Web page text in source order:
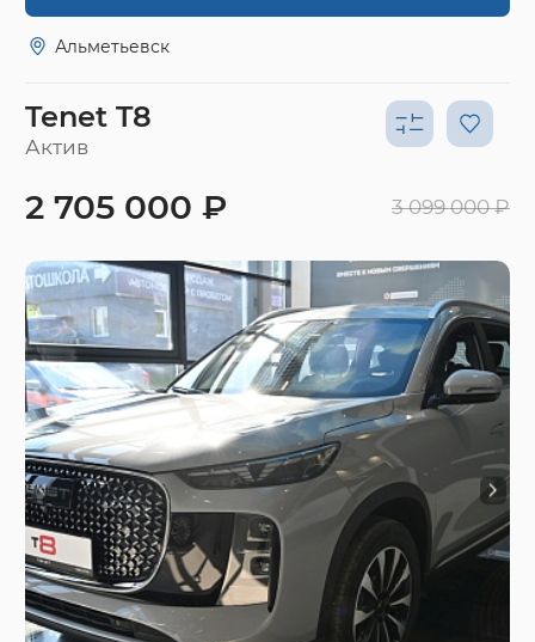
Альметьевск
Tenet T8
Актив
2 705 000 ₽ 3 099 000 ₽